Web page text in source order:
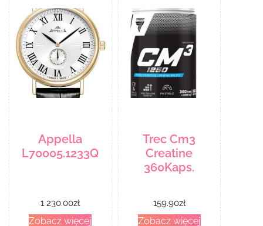
Appella
L70005.1233Q
1 230.00zł
Zobacz więcej
Trec Cm3
Creatine
360Kaps.
159.90zł
Zobacz więcej